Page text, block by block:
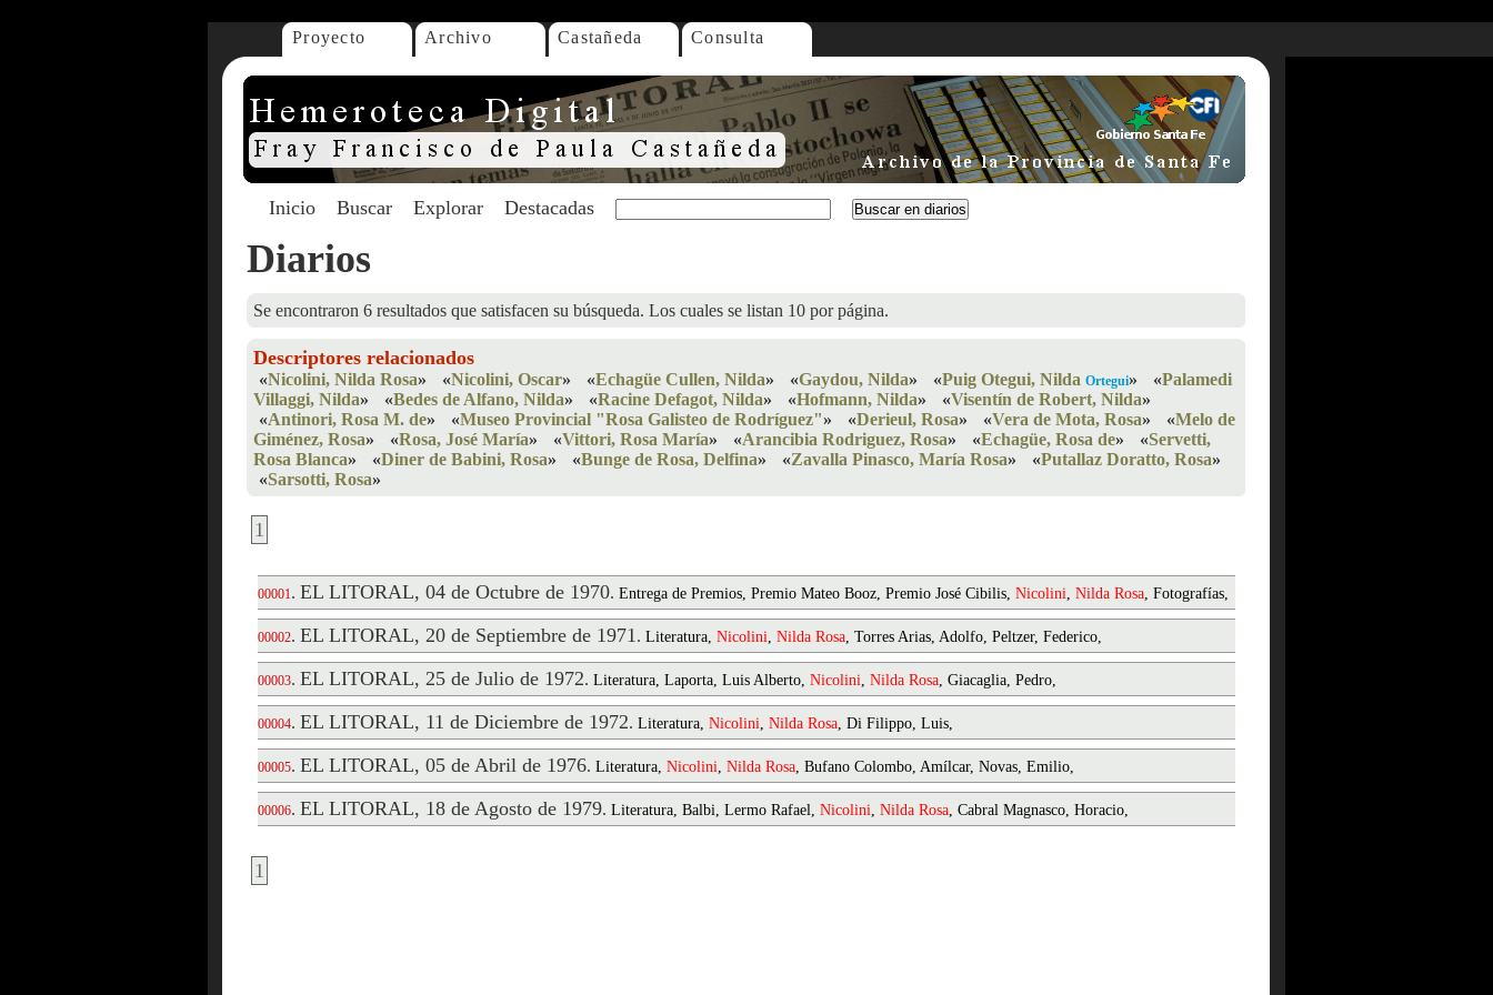
Proyecto Archivo Castañeda Consulta
Inicio Buscar Explorar Destacadas
Diarios
Se encontraron 6 resultados que satisfacen su búsqueda. Los cuales se listan 10 por página.
Descriptores relacionados
«Nicolini, Nilda Rosa» «Nicolini, Oscar» «Echagüe Cullen, Nilda» «Gaydou, Nilda» «Puig Otegui, Nilda Ortegui» «Palamedi
Villaggi, Nilda» «Bedes de Alfano, Nilda» «Racine Defagot, Nilda» «Hofmann, Nilda» «Visentín de Robert, Nilda»
«Antinori, Rosa M. de» «Museo Provincial "Rosa Galisteo de Rodríguez"» «Derieul, Rosa» «Vera de Mota, Rosa» «Melo de
Giménez, Rosa» «Rosa, José María» «Vittori, Rosa María» «Arancibia Rodriguez, Rosa» «Echagüe, Rosa de» «Servetti,
Rosa Blanca» «Diner de Babini, Rosa» «Bunge de Rosa, Delfina» «Zavalla Pinasco, María Rosa» «Putallaz Doratto, Rosa»
«Sarsotti, Rosa»
1
00001. EL LITORAL, 04 de Octubre de 1970. Entrega de Premios, Premio Mateo Booz, Premio José Cibilis, Nicolini, Nilda Rosa, Fotografías,
00002. EL LITORAL, 20 de Septiembre de 1971. Literatura, Nicolini, Nilda Rosa, Torres Arias, Adolfo, Peltzer, Federico,
00003. EL LITORAL, 25 de Julio de 1972. Literatura, Laporta, Luis Alberto, Nicolini, Nilda Rosa, Giacaglia, Pedro,
00004. EL LITORAL, 11 de Diciembre de 1972. Literatura, Nicolini, Nilda Rosa, Di Filippo, Luis,
00005. EL LITORAL, 05 de Abril de 1976. Literatura, Nicolini, Nilda Rosa, Bufano Colombo, Amílcar, Novas, Emilio,
00006. EL LITORAL, 18 de Agosto de 1979. Literatura, Balbi, Lermo Rafael, Nicolini, Nilda Rosa, Cabral Magnasco, Horacio,
1